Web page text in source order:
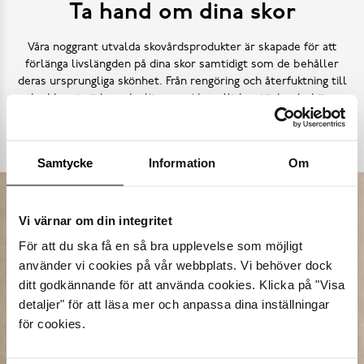
Samtycke Information Om
Vi värnar om din integritet
För att du ska få en så bra upplevelse som möjligt
använder vi cookies på vår webbplats. Vi behöver dock
ditt godkännande för att använda cookies. Klicka på "Visa
detaljer" för att läsa mer och anpassa dina inställningar
för cookies.
Ta hand om dina skor
Våra noggrant utvalda skovårdsprodukter är skapade för att
förlänga livslängden på dina skor samtidigt som de behåller
deras ursprungliga skönhet. Från rengöring och återfuktning till
skydd mot väder och slitage – vi har allt kan tänkas behöva.